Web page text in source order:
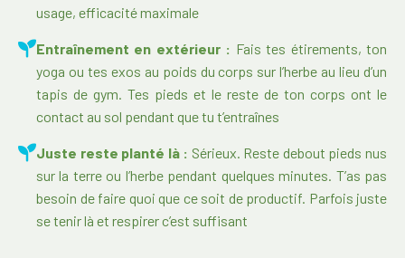
usage, efficacité maximale
Entraînement en extérieur : Fais tes étirements, ton
yoga ou tes exos au poids du corps sur l’herbe au lieu d’un
tapis de gym. Tes pieds et le reste de ton corps ont le
contact au sol pendant que tu t’entraînes
Juste reste planté là : Sérieux. Reste debout pieds nus
sur la terre ou l’herbe pendant quelques minutes. T’as pas
besoin de faire quoi que ce soit de productif. Parfois juste
se tenir là et respirer c’est suffisant